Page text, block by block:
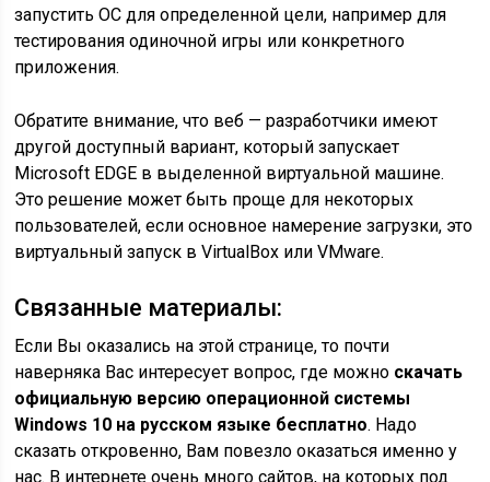
запустить ОС для определенной цели, например для
тестирования одиночной игры или конкретного
приложения.
Обратите внимание, что веб — разработчики имеют
другой доступный вариант, который запускает
Microsoft EDGE в выделенной виртуальной машине.
Это решение может быть проще для некоторых
пользователей, если основное намерение загрузки, это
виртуальный запуск в VirtualBox или VMware.
Связанные материалы:
Если Вы оказались на этой странице, то почти
наверняка Вас интересует вопрос, где можно скачать
официальную версию операционной системы
Windows 10 на русском языке бесплатно. Надо
сказать откровенно, Вам повезло оказаться именно у
нас. В интернете очень много сайтов, на которых под